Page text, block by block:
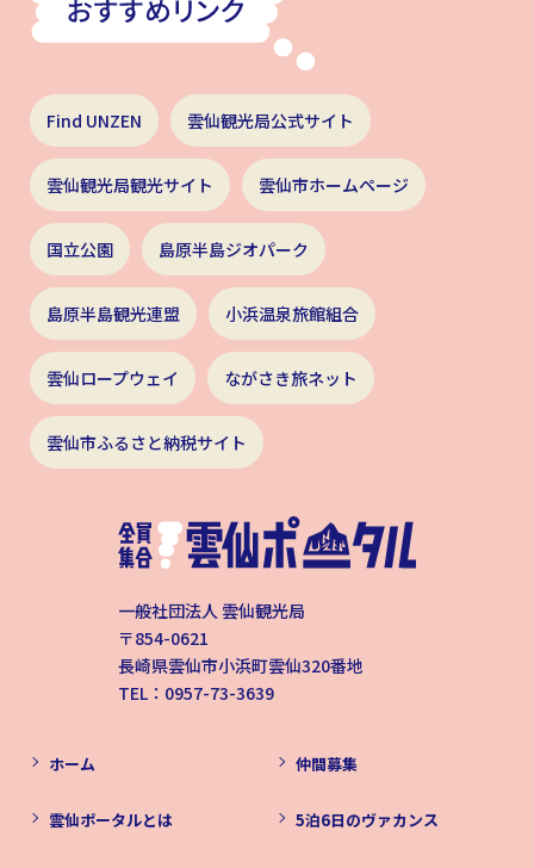
Find UNZEN 雲仙観光局公式サイト
雲仙観光局観光サイト 雲仙市ホームページ
国立公園 島原半島ジオパーク
島原半島観光連盟 小浜温泉旅館組合
雲仙ロープウェイ ながさき旅ネット
雲仙市ふるさと納税サイト
一般社団法人 雲仙観光局
〒854-0621
長崎県雲仙市小浜町雲仙320番地
TEL：0957-73-3639
ホーム
雲仙ポータルとは
仲間募集
5泊6日のヴァカンス